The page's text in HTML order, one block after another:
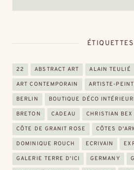
ÉTIQUETTES
22 ABSTRACT ART ALAIN TEULIÉ
ART CONTEMPORAIN ARTISTE-
BERLIN BOUTIQUE DÉCO
BRETON CADEAU CHRISTIAN BEX
CÔTE DE GRANIT ROSE CÔTES
DOMINIQUE ROUCH ECRIVAIN
GALERIE TERRE D'ICI GERMANY